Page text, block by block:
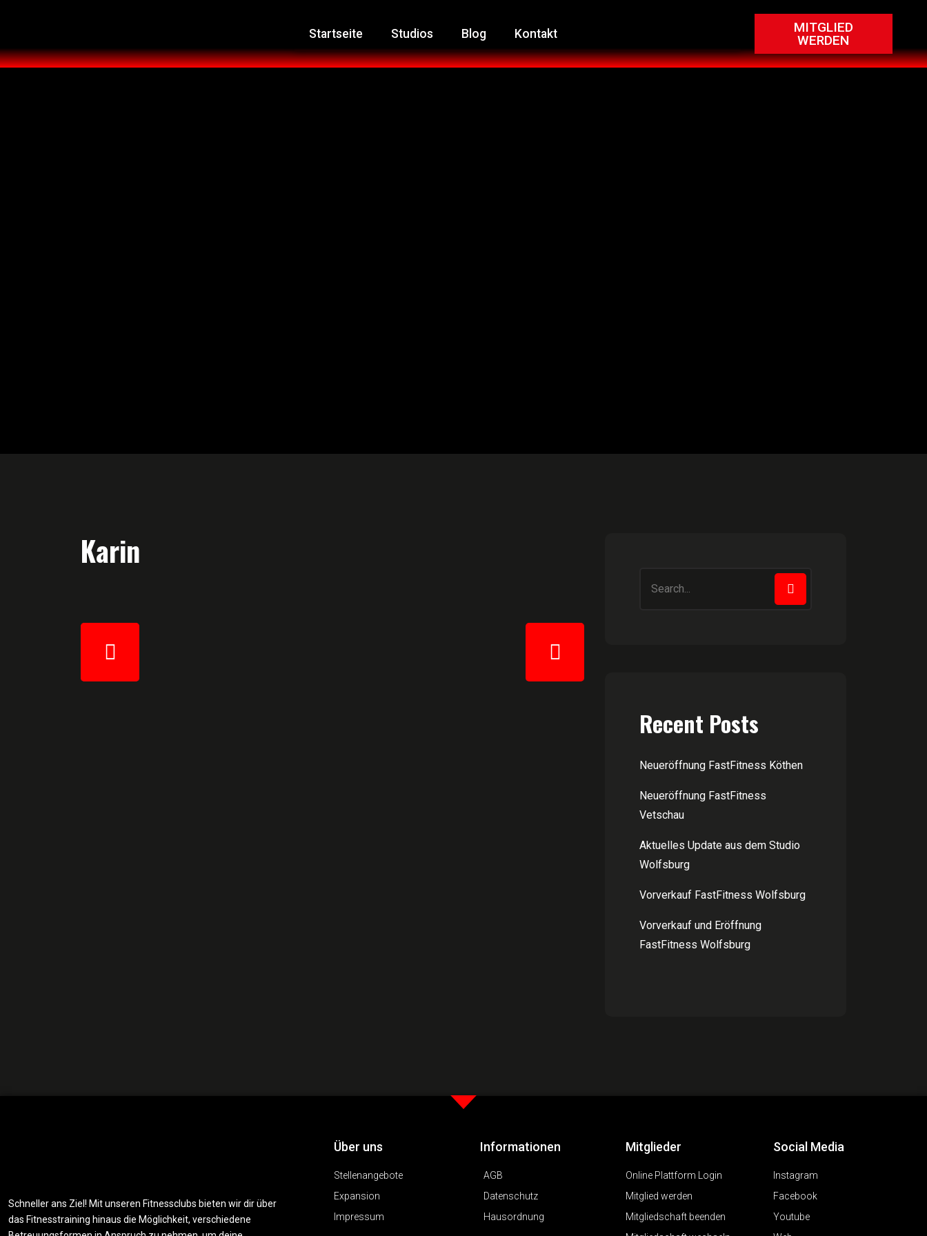
Startseite Studios Blog Kontakt
MITGLIED
WERDEN
Karin
Recent Posts
Neueröffnung FastFitness Köthen
Neueröffnung FastFitness
Vetschau
Aktuelles Update aus dem Studio
Wolfsburg
Vorverkauf FastFitness Wolfsburg
Vorverkauf und Eröffnung
FastFitness Wolfsburg
Schneller ans Ziel! Mit unseren Fitnessclubs bieten wir dir über
das Fitnesstraining hinaus die Möglichkeit, verschiedene
Über uns
Stellenangebote
Expansion
Impressum
Informationen
AGB
Datenschutz
Hausordnung
Mitglieder
Online Plattform Login
Mitglied werden
Mitgliedschaft beenden
Social Media
Instagram
Facebook
Youtube